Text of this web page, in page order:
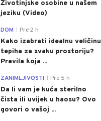
Životinjske osobine u našem
jeziku (Video)
DOM Pre 2 h
Kako izabrati idealnu veličinu
tepiha za svaku prostoriju?
Pravila koja ...
ZANIMLJIVOSTI Pre 5 h
Da li vam je kuća sterilno
čista ili uvijek u haosu? Ovo
govori o vašoj ...